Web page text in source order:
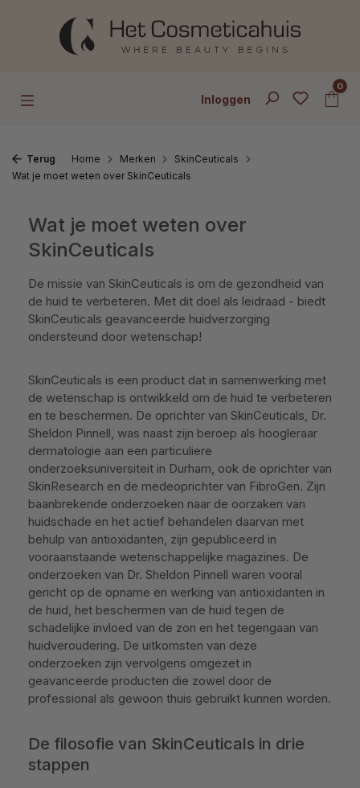
Ga naar de hoofdinhoud
Inloggen
0
Terug Home Merken
SkinCeuticals
Wat je moet weten over SkinCeuticals
Wat je moet weten over
SkinCeuticals
De missie van SkinCeuticals is om de gezondheid van
de huid te verbeteren. Met dit doel als leidraad - biedt
SkinCeuticals geavanceerde huidverzorging
ondersteund door wetenschap!
SkinCeuticals is een product dat in samenwerking met
de wetenschap is ontwikkeld om de huid te verbeteren
en te beschermen. De oprichter van SkinCeuticals, Dr.
Sheldon Pinnell, was naast zijn beroep als hoogleraar
dermatologie aan een particuliere
onderzoeksuniversiteit in Durham, ook de oprichter van
SkinResearch en de medeoprichter van FibroGen. Zijn
baanbrekende onderzoeken naar de oorzaken van
huidschade en het actief behandelen daarvan met
behulp van antioxidanten, zijn gepubliceerd in
vooraanstaande wetenschappelijke magazines. De
onderzoeken van Dr. Sheldon Pinnell waren vooral
gericht op de opname en werking van antioxidanten in
de huid, het beschermen van de huid tegen de
schadelijke invloed van de zon en het tegengaan van
huidveroudering. De uitkomsten van deze
onderzoeken zijn vervolgens omgezet in
geavanceerde producten die zowel door de
professional als gewoon thuis gebruikt kunnen worden.
De filosofie van SkinCeuticals in drie
stappen